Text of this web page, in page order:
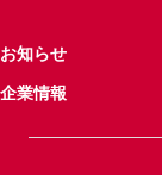
お知らせ
企業情報